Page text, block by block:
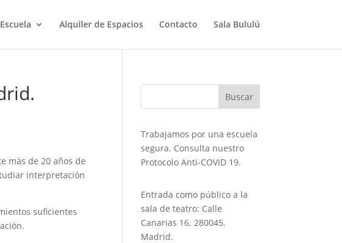
Alquiler de Espacios Contacto Sala Bululú
más de 20 años de
interpretación
suficientes
Trabajamos por una escuela
segura. Consulta nuestro
Protocolo Anti-COVID 19.
Entrada como público a la
sala de teatro: Calle
Canarias 16. 280045.
Madrid.